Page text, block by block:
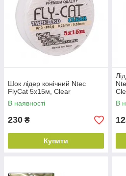
Шок лідер конічний Ntec
FlyCat 5х15м, Clear
В наявності
230 ₴
Купити
В